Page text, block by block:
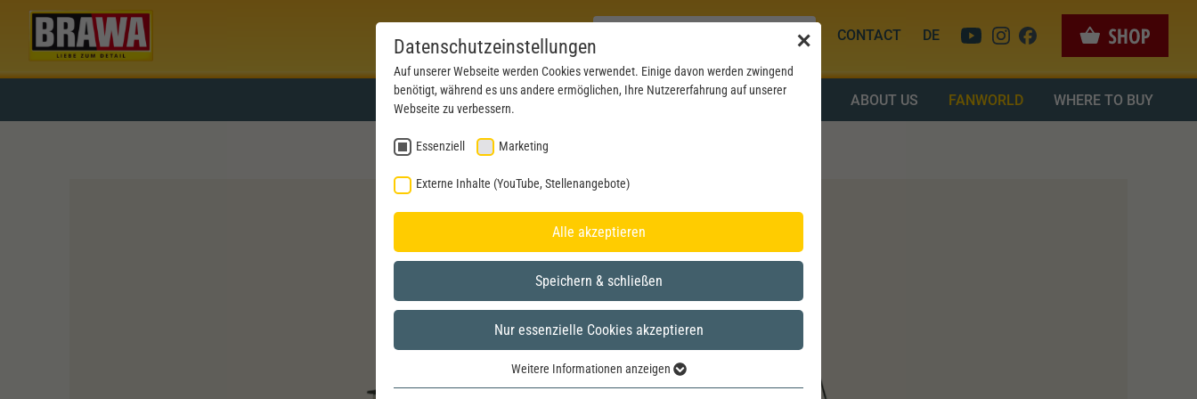
CONTACT DE
PRODUCTS NEWS SERVICE DOWNLOAD ABOUT US FANWORLD WHERE TO BUY
✕
Datenschutzeinstellungen
Auf unserer Webseite werden Cookies verwendet. Einige davon werden zwingend
benötigt, während es uns andere ermöglichen, Ihre Nutzererfahrung auf unserer
Webseite zu verbessern.
Essenziell Marketing
Externe Inhalte (YouTube, Stellenangebote)
Alle akzeptieren
Speichern & schließen
Nur essenzielle Cookies akzeptieren
Weitere Informationen anzeigen